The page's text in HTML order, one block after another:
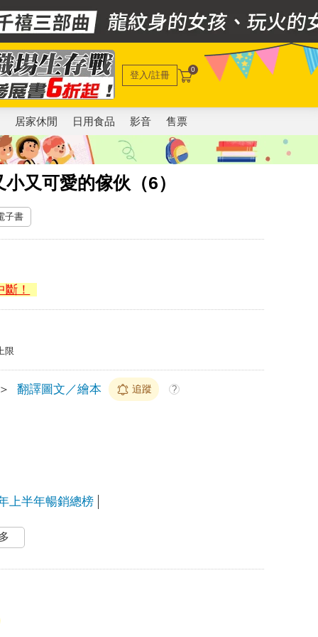
登入/註冊 0
居家休閒 日用食品 影音 售票
又可愛的傢伙（6）
子書
！
限
翻譯圖文／繪本 追蹤 ?
上半年暢銷總榜